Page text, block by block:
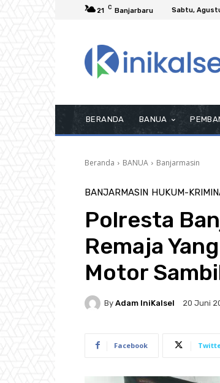
21 C Banjarbaru Sabtu,
BERANDA BANUA
Beranda BANUA Banjarmasin
BANJARMASIN HUKUM-
Polresta
Remaja
Motor
By Adam IniKalsel 20 Juni
Facebook